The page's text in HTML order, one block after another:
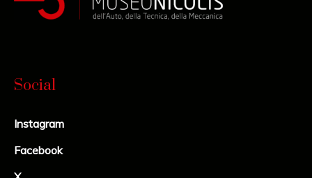
Social
Instagram
Facebook